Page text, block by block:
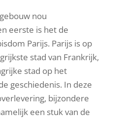
nou
eerste is het de
Parijs. Parijs is op
stad van Frankrijk,
stad op het
geschiedenis. In deze
bijzondere
een stuk van de